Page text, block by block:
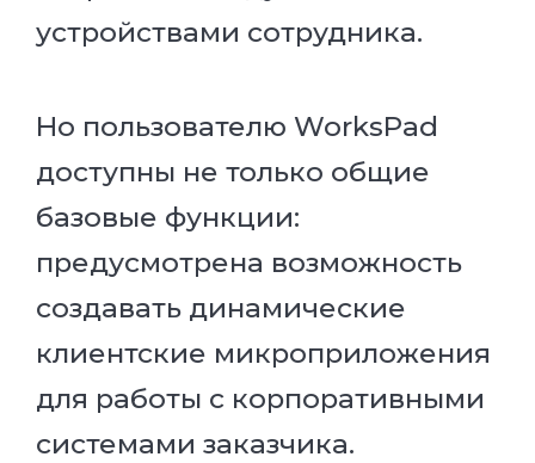
устройствами сотрудника.
Но пользователю WorksPad
доступны не только общие
базовые функции:
предусмотрена возможность
создавать динамические
клиентские микроприложения
для работы с корпоративными
системами заказчика.